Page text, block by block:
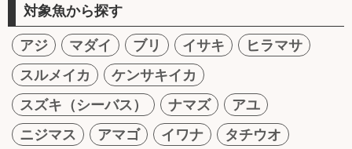
対象魚から探す
アジ マダイ ブリ イサキ
ヒラマサ
スルメイカ
ケンサキイカ
スズキ（シーバス）
ナマズ
アユ
ニジマス
アマゴ イワナ
タチウオ